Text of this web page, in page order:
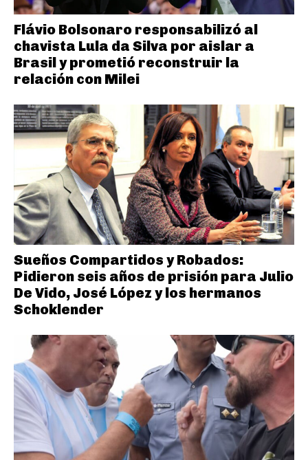
Flávio Bolsonaro responsabilizó al
chavista Lula da Silva por aislar a
Brasil y prometió reconstruir la
relación con Milei
Sueños Compartidos y Robados:
Pidieron seis años de prisión para Julio
De Vido, José López y los hermanos
Schoklender